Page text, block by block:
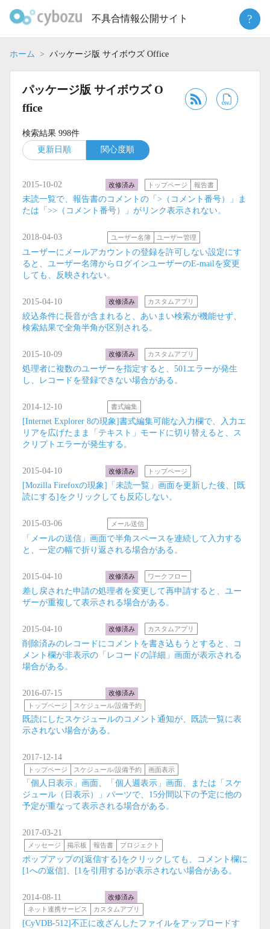
不具合情報公開サイト ?
ホーム パッケージ版 サイボウズ Office
パッケージ版 サイボウズ O
ffice
検索結果 998件
更新日順
関心度順
2015-10-02 改修済み トップページ 報告書
未読一覧で、報告書のコメントの「>（コメント番号）」ま
たは「>>（コメント番号）」がリンク表示されない。
2018-04-03 ユーザー名簿 ユーザー管理
ユーザーにメールアカウントの登録を許可しない設定にす
ると、ユーザー名簿からログインユーザーのE-mailを変更
しても、反映されない。
2015-04-10 改修済み カスタムアプリ
絞込条件に長音が含まれると、あいまい検索が機能せず、
検索結果で全角半角が区別される。
2015-10-09 改修済み カスタムアプリ
処理者に複数のユーザーを指定すると、501エラーが発生
し、レコードを登録できない場合がある。
2014-12-10 書式編集
[Internet Explorer 8の現象]書式編集可能な入力欄で、入力エ
リアを広げたまま「テキスト」モードに切り替えると、ス
クリプトエラーが発生する。
2015-04-10 改修済み トップページ
[Mozilla Firefoxの現象]「未読一覧」画面を更新した後、[既
読にする]をクリックしても反応しない。
2015-03-06 メール送信
「メールの送信」画面で半角スペースを連続して入力する
と、一定の幅で折り返される場合がある。
2015-04-10 改修済み ワークフロー
差し戻された申請の処理者を変更して再申請すると、ユー
ザーが重複して表示される場合がある。
2015-04-10 改修済み カスタムアプリ
削除済みのレコードにコメントを書き込もうとすると、コ
メント欄が非表示の「レコードの詳細」画面が表示される
場合がある。
2016-07-15
改修済み
トップページ
スケジュール/設備予約
既読にしたスケジュールのコメント通知が、既読一覧に表
示されない場合がある。
2017-12-14
トップページ スケジュール/設備予約 画面表示
「個人日表示」画面、「個人週表示」画面、または「スケ
ジュール（日表示）」パーツで、15分間以下の予定に他の
予定が重なって表示される場合がある。
2017-03-21
メッセージ 掲示板 報告書 プロジェクト
ポップアップの[返信する]をクリックしても、コメント欄に
[1への返信]、[1を引用する]が表示されない場合がある。
2014-08-11
改修済み
ネット連携サービス
カスタムアプリ
[CyVDB-512]不正に改ざんしたファイルをアップロードす